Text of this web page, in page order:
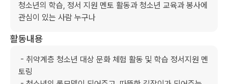
청소년의 학습, 정서 지원 멘토 활동과 청소년 교육과 봉사에
관심이 있는 사람 누구나
활동내용
토링